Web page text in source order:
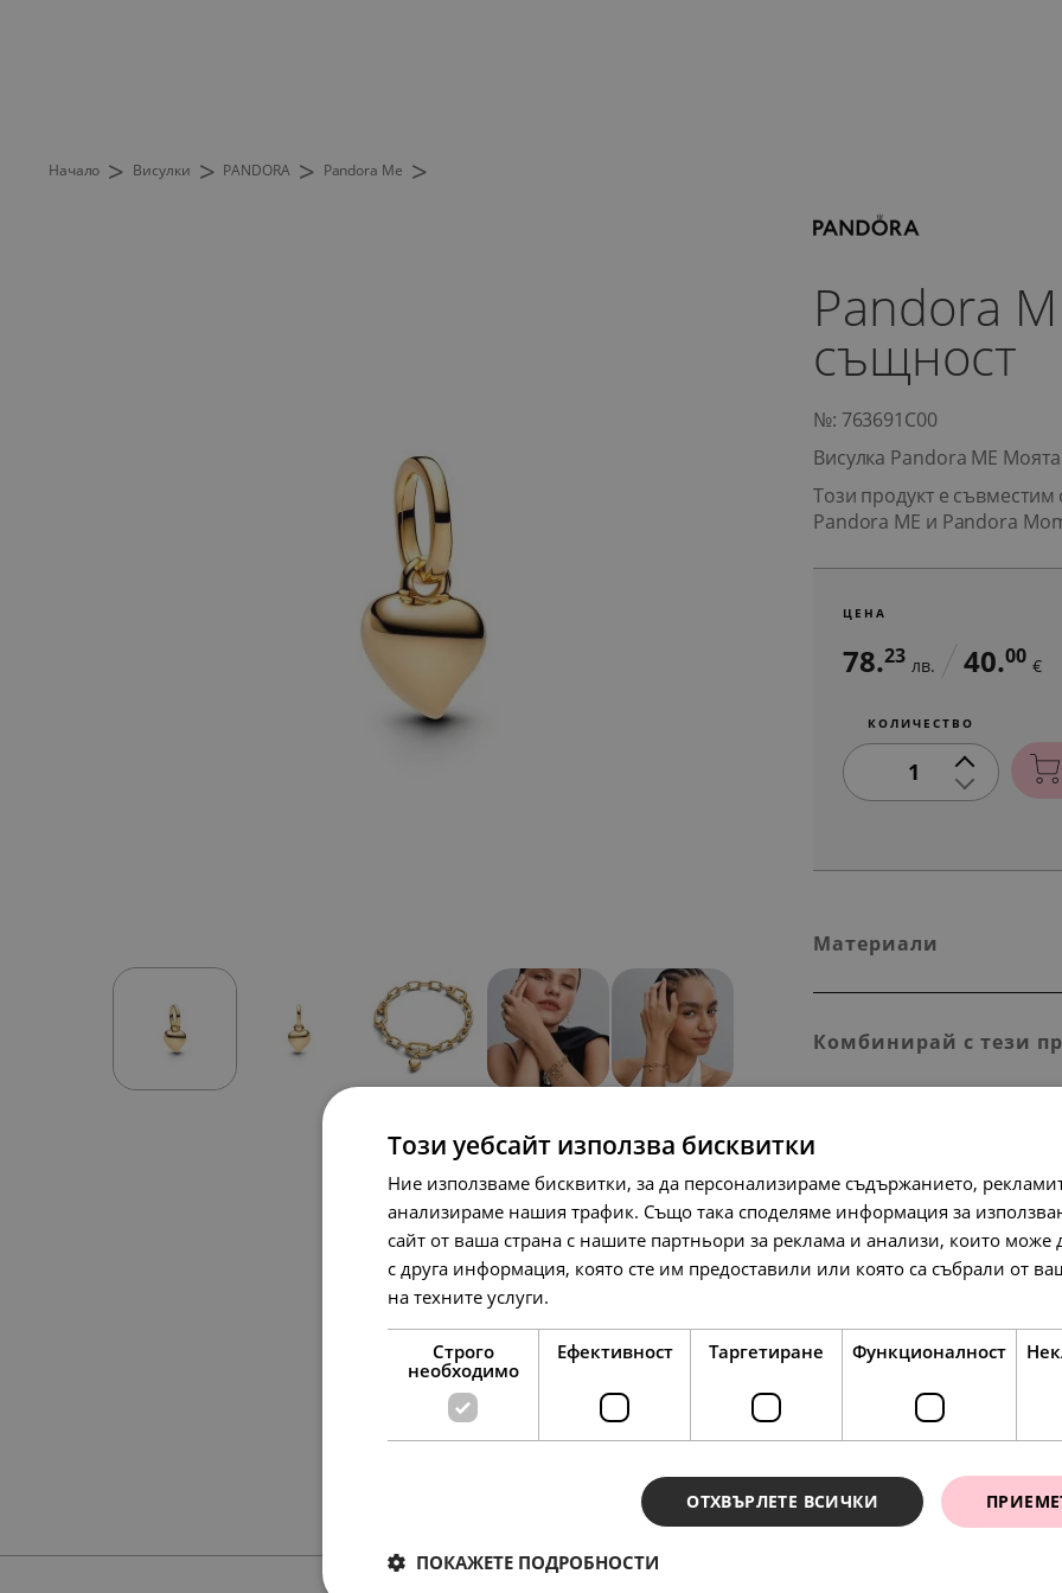
Начало > Висулки > PANDORA > Pandora Me >
Pandora
същност
№: 763691C00
Висулка Pandora ME
Този продукт е
Pandora ME и Pandora
ЦЕНА
78.23 лв. 40.00 €
КОЛИЧЕСТВО
1
Материали
Комбинирай с тези
61.00 €
SALE
SALE
Този уебсайт използва бисквитки
Ние използваме бисквитки, за да персонализираме съдържанието,
анализираме нашия трафик. Също така споделяме информация за
сайт от ваша страна с нашите партньори за реклама и анализи, които може
с друга информация, която сте им предоставили или която са събрали от
на техните услуги.
Строго
необходимо
Ефективност Таргетиране Функционалност
ОТХВЪРЛЕТЕ ВСИЧКИ
ПОКАЖЕТЕ ПОДРОБНОСТИ